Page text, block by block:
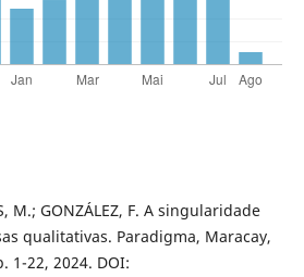
M.; GONZÁLEZ, F. A singularidade
qualitativas. Paradigma, Maracay,
1-22, 2024. DOI: